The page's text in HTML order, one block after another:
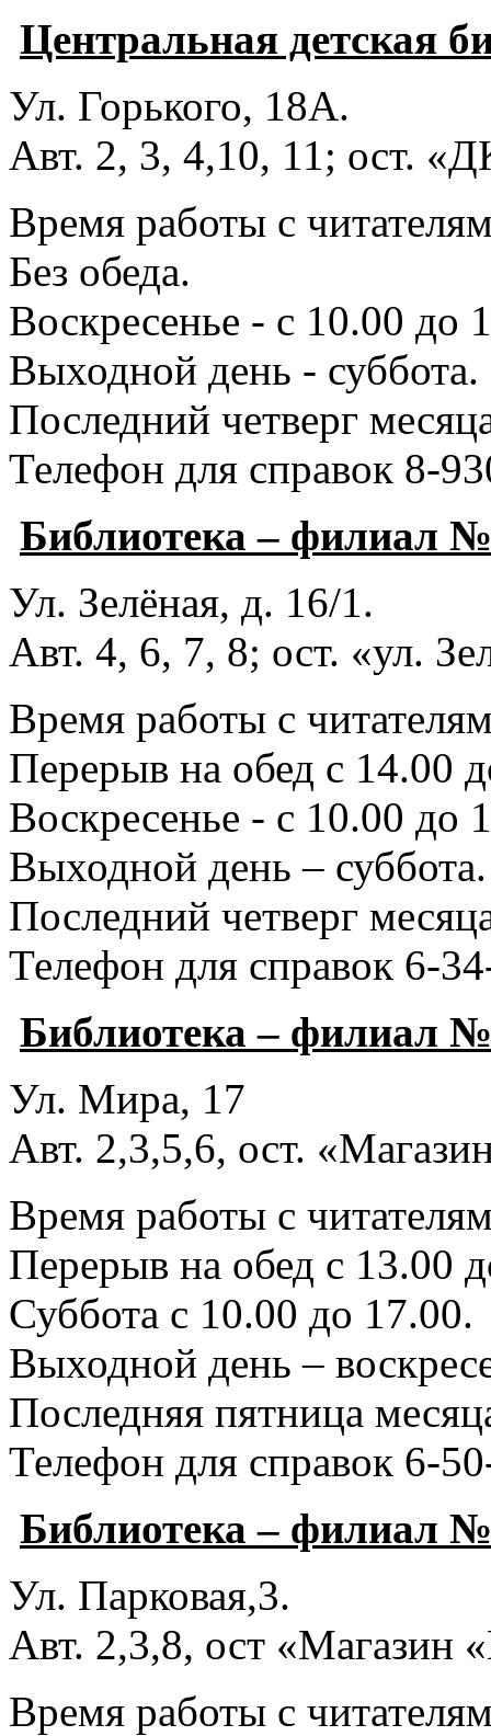
Центральная детская
Ул. Горького, 18А.
Авт. 2, 3, 4,10, 11; ост.
Время работы с
Без обеда.
Воскресенье - с 10.00 до
Выходной день - суббота.
Последний четверг
Телефон для справок 8-
Библиотека – филиал
Ул. Зелёная, д. 16/1.
Авт. 4, 6, 7, 8; ост. «ул.
Время работы с
Перерыв на обед с 14.00
Воскресенье - с 10.00 до
Выходной день – суббота.
Последний четверг
Телефон для справок 6-
Библиотека – филиал
Ул. Мира, 17
Авт. 2,3,5,6, ост.
Время работы с
Перерыв на обед с 13.00
Суббота с 10.00 до 17.00.
Выходной день –
Последняя пятница
Телефон для справок 6-
Библиотека – филиал
Ул. Парковая,3.
Авт. 2,3,8, ост «Магазин
Время работы с